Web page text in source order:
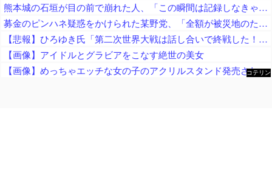
熊本城の石垣が目の前で崩れた人、「この瞬間は記録しなきゃ」と使命感に駆られて撮影した結果……
募金のピンハネ疑惑をかけられた某野党、「全額が被災地のために使用されます」と議員が反論するも……
【悲報】ひろゆき氏「第二次世界大戦は話し合いで終戦した！」発言で大炎上…ネット「原爆投下後の降伏手続だろ」「無条件降伏は話し合い？」ｗｗｗｗｗｗｗｗｗｗｗ
【画像】アイドルとグラビアをこなす絶世の美女
【画像】めっちゃエッチな女の子のアクリルスタンド発売されるｗｗ
コテリン